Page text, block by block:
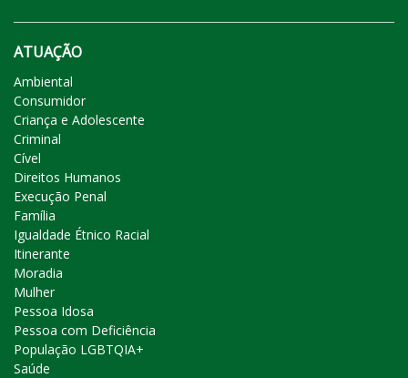
ATUAÇÃO
Ambiental
Consumidor
Criança e Adolescente
Criminal
Cível
Direitos Humanos
Execução Penal
Família
Igualdade Étnico Racial
Itinerante
Moradia
Mulher
Pessoa Idosa
Pessoa com Deficiência
População LGBTQIA+
Saúde